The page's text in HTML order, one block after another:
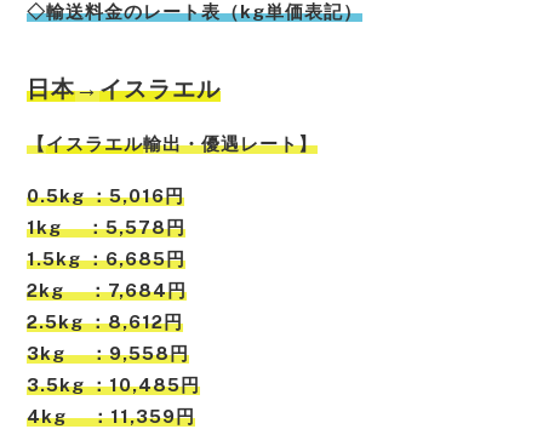
◇輸送料金のレート表（kg単価表記）
日本→イスラエル
【イスラエル輸出・優遇レート】
0.5kg ：5,016円
1kg ：5,578円
1.5kg ：6,685円
2kg ：7,684円
2.5kg ：8,612円
3kg ：9,558円
3.5kg ：10,485円
4kg ：11,359円